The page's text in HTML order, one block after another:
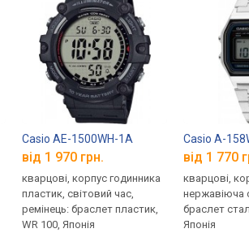
Casio AE-1500WH-1A
від 1 970 грн.
кварцові, корпус годинника
пластик, світовий час,
ремінець: браслет пластик,
WR 100, Японія
Casio A-
від 1 770
кварцові,
нержавіюча
браслет
Японія